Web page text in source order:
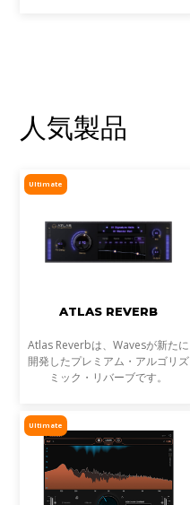
人気製品
Ultimate
ATLAS REVERB
Atlas Reverbは、Wavesが新たに
開発したプレミアム・アルゴリズ
ミック・リバーブです。
Ultimate